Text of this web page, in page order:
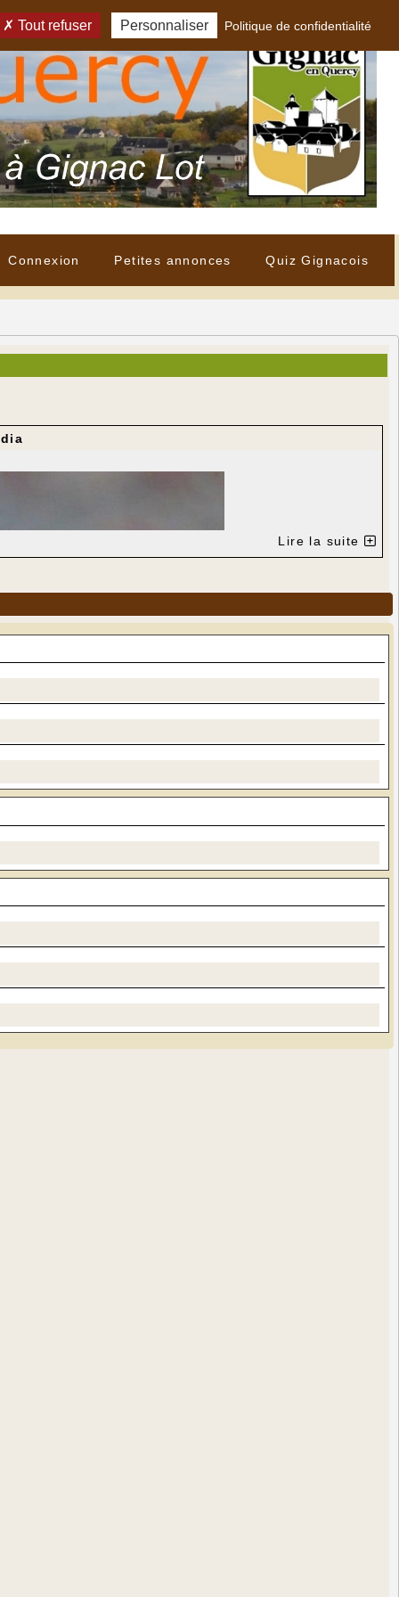
Connexion Petites annonces Quiz Gignacois
Lire la suite
Tout refuser Personnaliser Politique de confidentialité